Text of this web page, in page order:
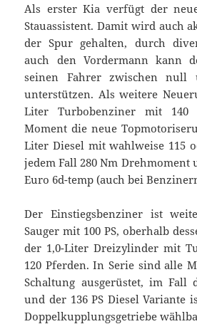
Als erster Kia verfügt der
Stauassistent. Damit wird auch
der Spur gehalten, durch
auch den Vordermann kann
seinen Fahrer zwischen null
unterstützen. Als weitere
Liter Turbobenziner mit
Moment die neue
Liter Diesel mit wahlweise 115
jedem Fall 280 Nm Drehmoment
Euro 6d-temp (auch bei
Der Einstiegsbenziner ist
Sauger mit 100 PS, oberhalb
der 1,0-Liter Dreizylinder mit
120 Pferden. In Serie sind alle
Schaltung ausgerüstet, im Fall
und der 136 PS Diesel Variante
Doppelkupplungsgetriebe